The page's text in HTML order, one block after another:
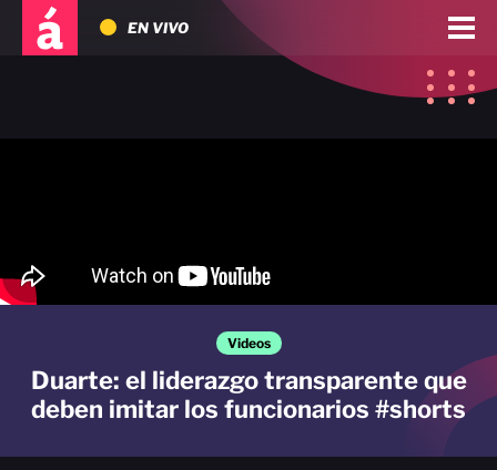
EN VIVO
Videos
Duarte: el liderazgo transparente que
deben imitar los funcionarios #shorts